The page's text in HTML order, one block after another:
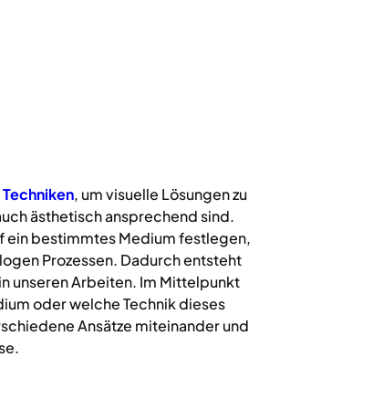
Techniken, um visuelle Lösungen zu
ästhetisch ansprechend sind.
ein bestimmtes Medium festlegen,
Prozessen. Dadurch entsteht
in unseren Arbeiten. Im Mittelpunkt
oder welche Technik dieses
Ansätze miteinander und